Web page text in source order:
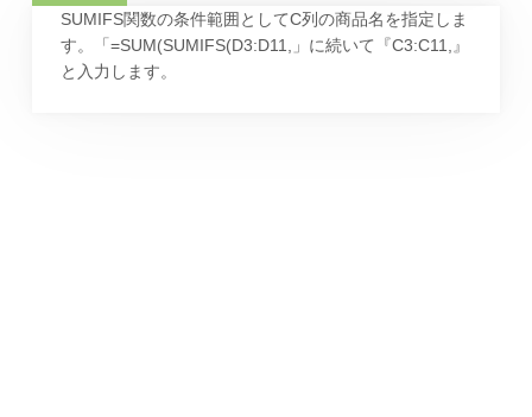
SUMIFS関数の条件範囲としてC列の商品名を指定しま
す。「=SUM(SUMIFS(D3:D11,」に続いて『C3:C11,』
と入力します。